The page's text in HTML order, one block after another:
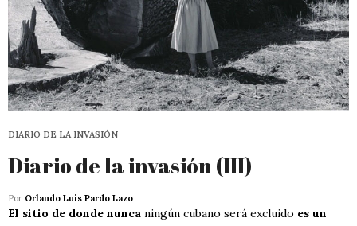
DIARIO DE LA INVASIÓN
Diario de la invasión (III)
Por Orlando Luis Pardo Lazo
El sitio de donde nunca ningún cubano será excluido es un